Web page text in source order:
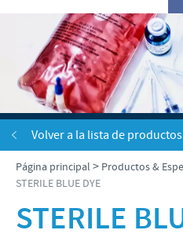
¿QUIÉNES
Perfil de la Compañia
Ceva Perú
Producción
Investigación y
Presencia Global
PRODUCTOS &
Listado de productos
Avicultura
Porcicultura
Animales de Compañía
NOTICIAS &
Noticias CEVA
RESPONSABILIDAD
Nuestro Rol
CONTÁCTENOS
Volver a la lista de
Página principal > Productos &
STERILE BLUE DYE
STERILE